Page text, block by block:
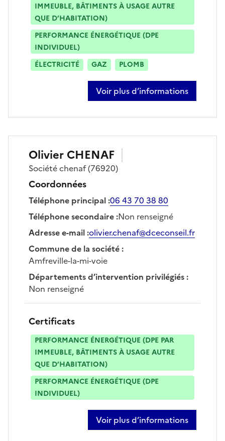
IMMEUBLE, BÂTIMENTS À USAGE AUTRE
QUE D’HABITATION)
PERFORMANCE ÉNERGÉTIQUE (DPE
INDIVIDUEL)
ÉLECTRICITÉ
GAZ PLOMB
Voir plus d’informations
sur aurélien prunier
Olivier CHENAF
Sociétéchenaf(76920)
Coordonnées
Téléphone principal:06 43 70 38 80
Téléphone secondaire:Non renseigné
Adresse e-mail:olivier.chenaf@dceconseil.fr
Commune de la société:
Amfreville-la-mi-voie
Départements d’intervention privilégiés:
Non renseigné
Certificats
PERFORMANCE ÉNERGÉTIQUE (DPE PAR
IMMEUBLE, BÂTIMENTS À USAGE AUTRE
QUE D’HABITATION)
PERFORMANCE ÉNERGÉTIQUE (DPE
INDIVIDUEL)
Voir plus d’informations
sur olivier chenaf